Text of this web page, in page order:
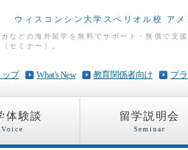
ウィスコンシン大学スペリオル校 ア
などの海外留学を無料でサポート・無償で支
セミナー）。
プ
教育関係者向け
What's New
ップ
体験談
Voice
留学説明会
Seminar